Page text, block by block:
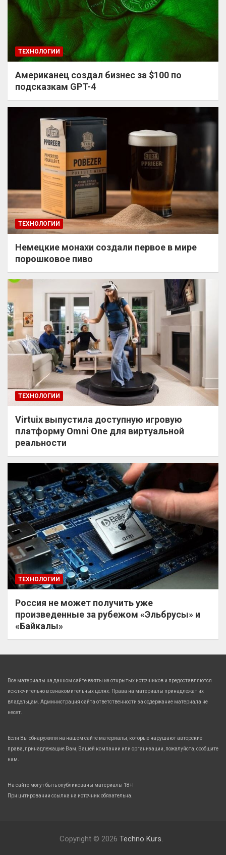
ТЕХНОЛОГИИ
Американец создал бизнес за $100 по
подсказкам GPT-4
ТЕХНОЛОГИИ
Немецкие монахи создали первое в мире
порошковое пиво
ТЕХНОЛОГИИ
Virtuix выпустила доступную игровую
платформу Omni One для виртуальной
реальности
ТЕХНОЛОГИИ
Россия не может получить уже
произведенные за рубежом «Эльбрусы» и
«Байкалы»
Все материалы на данном сайте взяты из открытых источников и предоставляются
исключительно в ознакомительных целях. Права на материалы принадлежат их
владельцам. Администрация сайта ответственности за содержание материала не
несет.
Если Вы обнаружили на нашем сайте материалы, которые нарушают авторские
права, принадлежащие Вам, Вашей компании или организации, пожалуйста, сообщите
нам.
На сайте могут быть опубликованы материалы 18+!
При цитировании ссылка на источник обязательна.
Copyright © 2026 Techno Kurs.